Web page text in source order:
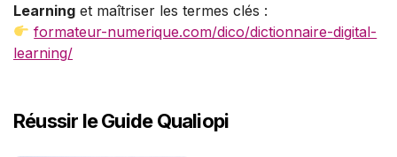
Learning et maîtriser les termes clés :
formateur-numerique.com/dico/dictionnaire-digital-
learning/
Réussir le Guide Qualiopi